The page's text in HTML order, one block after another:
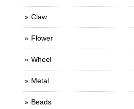
Claw
Flower
Wheel
Metal
Beads